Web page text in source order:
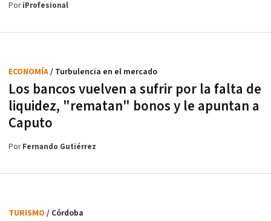
PoriProfesional
Los bancos vuelven a sufrir por la falta de
liquidez, "rematan" bonos y le apuntan a
Caputo
ECONOMÍA/ Turbulencia en el mercado
PorFernando Gutiérrez
TURISMO / Córdoba